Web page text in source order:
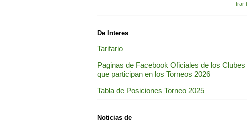
trar
De Interes
Tarifario
Paginas de Facebook Oficiales de los Clubes
que participan en los Torneos 2026
Tabla de Posiciones Torneo 2025
Noticias de